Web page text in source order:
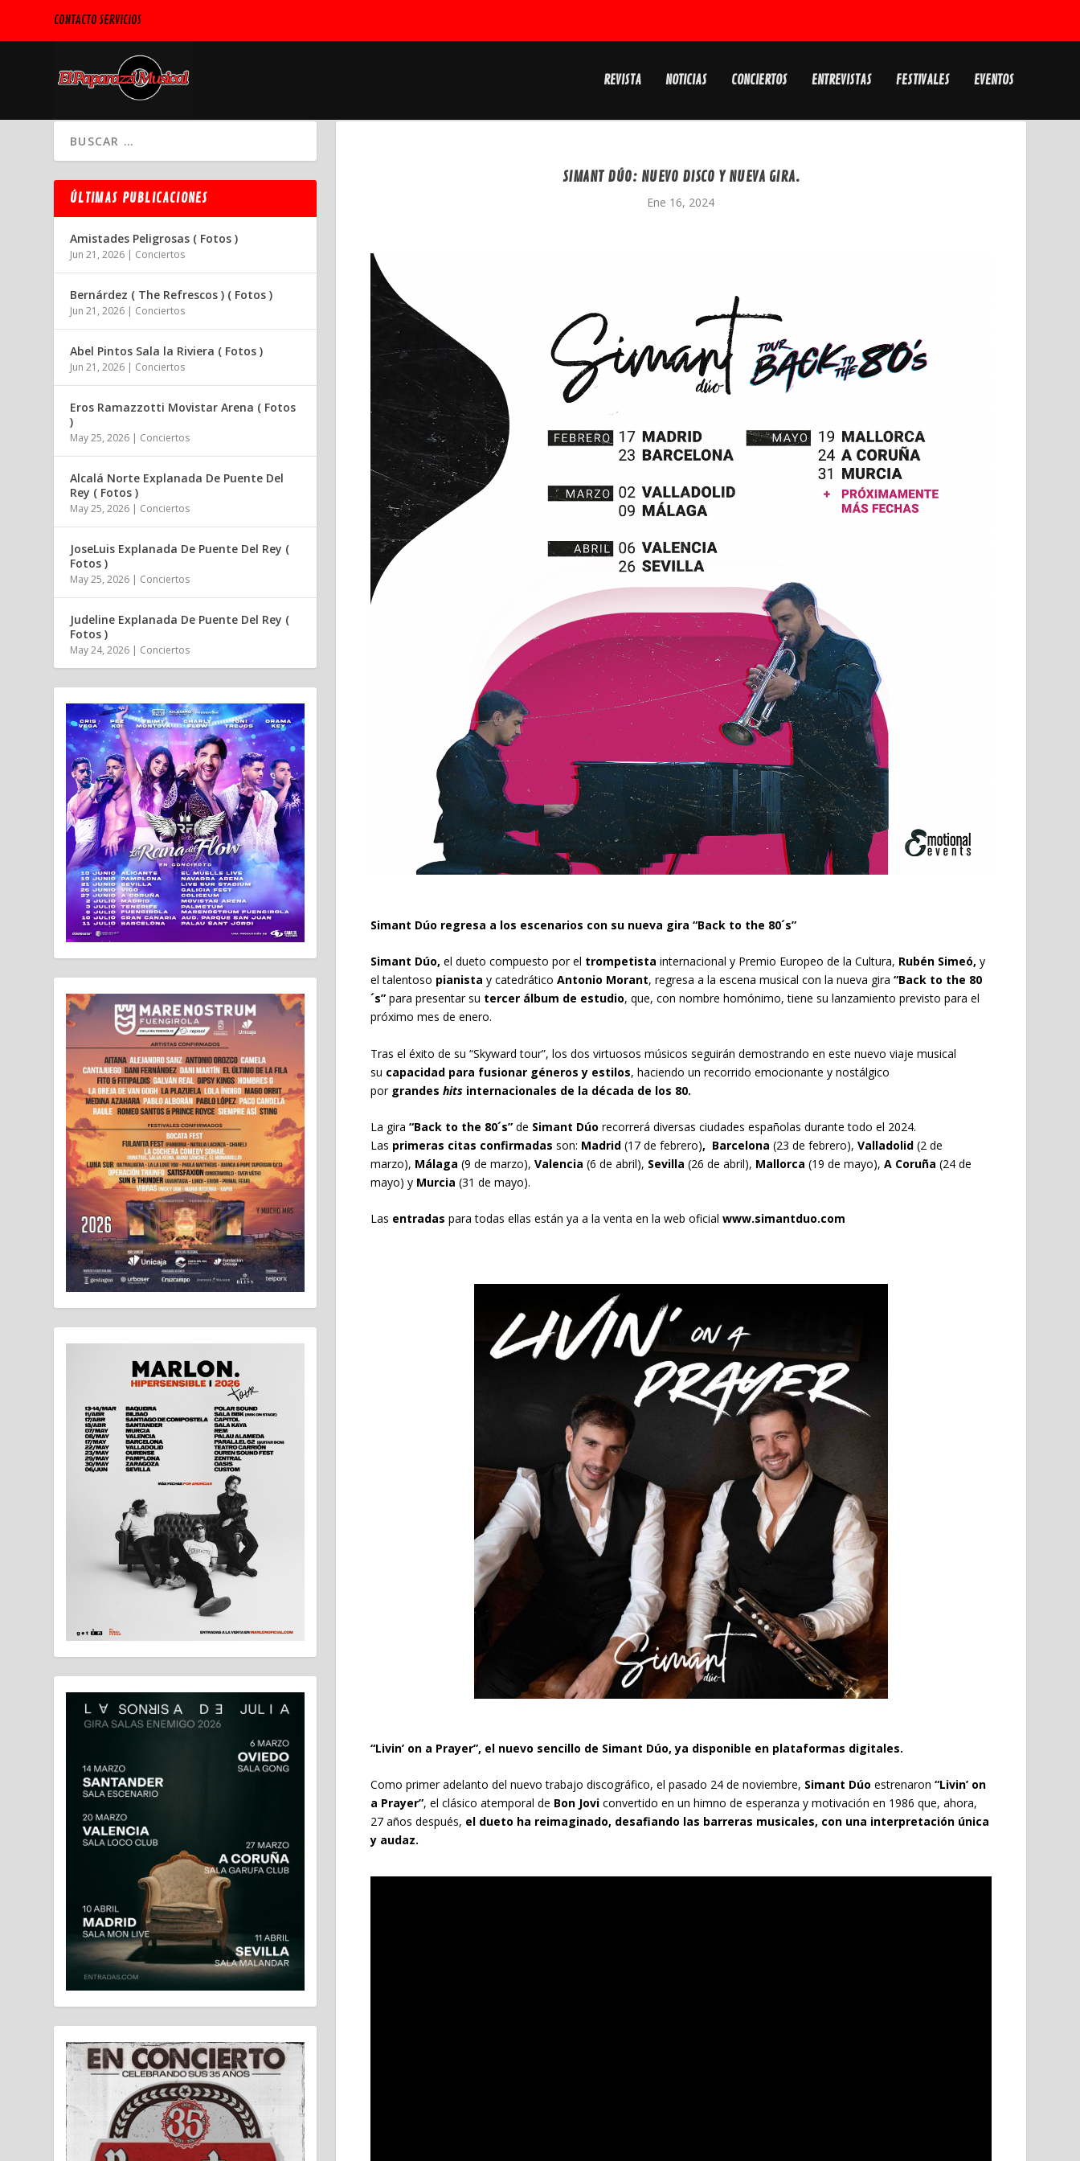
CONTACTO SERVICIOS
REVISTA NOTICIAS CONCIERTOS ENTREVISTAS FESTIVALES EVENTOS
SIMANT DÚO: NUEVO DISCO Y NUEVA GIRA.
Ene 16, 2024
Simant Dúo regresa a los escenarios con su nueva gira “Back to the 80´s”
Simant Dúo, el dueto compuesto por el trompetista internacional y Premio Europeo de la Cultura, Rubén Simeó, y
el talentoso pianista y catedrático Antonio Morant, regresa a la escena musical con la nueva gira “Back to the 80
´s” para presentar su tercer álbum de estudio, que, con nombre homónimo, tiene su lanzamiento previsto para el
próximo mes de enero.
Tras el éxito de su “Skyward tour”, los dos virtuosos músicos seguirán demostrando en este nuevo viaje musical
su capacidad para fusionar géneros y estilos, haciendo un recorrido emocionante y nostálgico
porgrandes hitsinternacionales de la década de los 80.
La gira “Back to the 80´s” de Simant Dúo recorrerá diversas ciudades españolas durante todo el 2024.
Las primeras citas confirmadas son: Madrid (17 de febrero), Barcelona (23 de febrero), Valladolid (2 de
marzo), Málaga (9 de marzo), Valencia (6 de abril), Sevilla (26 de abril), Mallorca (19 de mayo), A Coruña (24 de
mayo) y Murcia (31 de mayo).
Las entradas para todas ellas están ya a la venta en la web oficial www.simantduo.com
“Livin’ on a Prayer”, el nuevo sencillo de Simant Dúo, ya disponible en plataformas digitales.
Como primer adelanto del nuevo trabajo discográfico, el pasado 24 de noviembre, Simant Dúo estrenaron “Livin’ on
a Prayer”, el clásico atemporal de Bon Jovi convertido en un himno de esperanza y motivación en 1986 que, ahora,
27 años después, el dueto ha reimaginado, desafiando las barreras musicales, con una interpretación única
y audaz.
ÚLTIMAS PUBLICACIONES
Amistades Peligrosas ( Fotos )
Jun 21, 2026 | Conciertos
Bernárdez ( The Refrescos ) ( Fotos )
Jun 21, 2026 | Conciertos
Abel Pintos Sala la Riviera ( Fotos )
Jun 21, 2026 | Conciertos
Eros Ramazzotti Movistar Arena ( Fotos
)
May 25, 2026 | Conciertos
Alcalá Norte Explanada De Puente Del
Rey ( Fotos )
May 25, 2026 | Conciertos
JoseLuis Explanada De Puente Del Rey (
Fotos )
May 25, 2026 | Conciertos
Judeline Explanada De Puente Del Rey (
Fotos )
May 24, 2026 | Conciertos